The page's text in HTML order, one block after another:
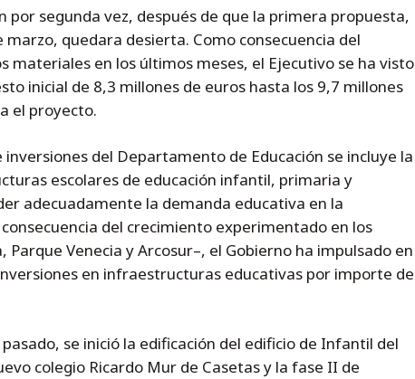
por segunda vez, después de que la primera propuesta,
marzo, quedara desierta. Como consecuencia del
materiales en los últimos meses, el Ejecutivo se ha visto
inicial de 8,3 millones de euros hasta los 9,7 millones
el proyecto.
del Departamento de Educación se incluye la
escolares de educación infantil, primaria y
adecuadamente la demanda educativa en la
del crecimiento experimentado en los
Venecia y Arcosur–, el Gobierno ha impulsado en
en infraestructuras educativas por importe de
se inició la edificación del edificio de Infantil del
colegio Ricardo Mur de Casetas y la fase II de